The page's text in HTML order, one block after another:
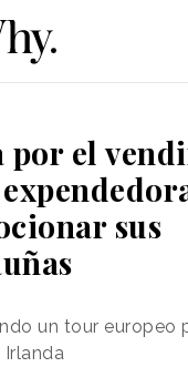
por el
sus
un tour europeo